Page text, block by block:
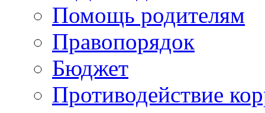
Помощь родителям
Правопорядок
Бюджет
Противодействие